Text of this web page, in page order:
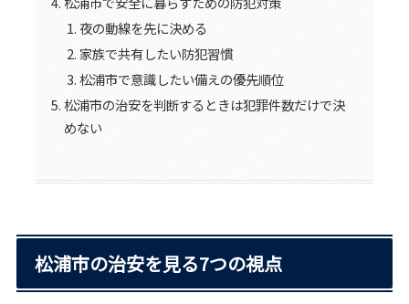
夜の動線を先に決める
家族で共有したい防犯習慣
松浦市で意識したい備えの優先順位
松浦市の治安を判断するときは犯罪件数だけで決
めない
松浦市の治安を見る7つの視点